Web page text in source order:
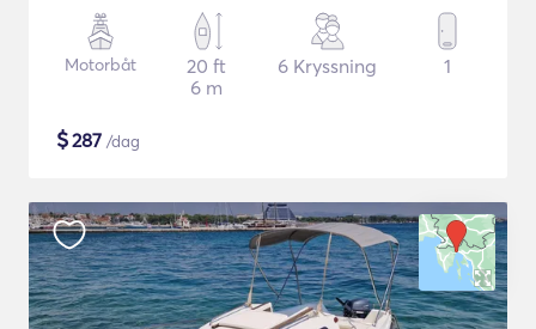
Motorbåt
20 ft
6 m
6 Kryssning 1
$287 /dag